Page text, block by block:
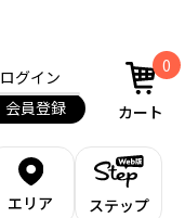
ログイン
会員登録
0
カート
エリア ステップ